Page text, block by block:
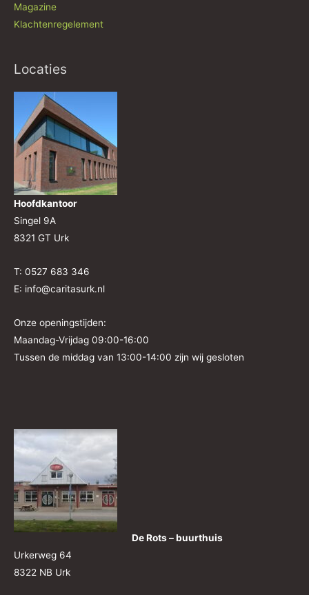
Magazine
Klachtenregelement
Locaties
Hoofdkantoor
Singel 9A
8321 GT Urk
T: 0527 683 346
E: info@caritasurk.nl
Onze openingstijden:
Maandag-Vrijdag 09:00-16:00
Tussen de middag van 13:00-14:00 zijn wij gesloten
De Rots – buurthuis
Urkerweg 64
8322 NB Urk